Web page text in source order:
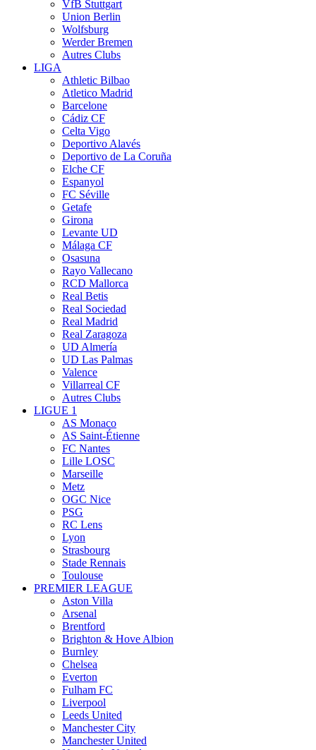
VfB Stuttgart
Union Berlin
Wolfsburg
Werder Bremen
Autres Clubs
LIGA
Athletic Bilbao
Atletico Madrid
Barcelone
Cádiz CF
Celta Vigo
Deportivo Alavés
Deportivo de La Coruña
Elche CF
Espanyol
FC Séville
Getafe
Girona
Levante UD
Málaga CF
Osasuna
Rayo Vallecano
RCD Mallorca
Real Betis
Real Sociedad
Real Madrid
Real Zaragoza
UD Almería
UD Las Palmas
Valence
Villarreal CF
Autres Clubs
LIGUE 1
AS Monaco
AS Saint-Étienne
FC Nantes
Lille LOSC
Marseille
Metz
OGC Nice
PSG
RC Lens
Lyon
Strasbourg
Stade Rennais
Toulouse
PREMIER LEAGUE
Aston Villa
Arsenal
Brentford
Brighton & Hove Albion
Burnley
Chelsea
Everton
Fulham FC
Liverpool
Leeds United
Manchester City
Manchester United